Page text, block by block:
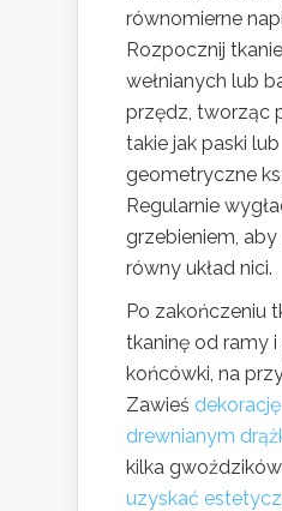
równomierne
Rozpocznij
wełnianych lub
przędz, tworząc
takie jak paski lub
geometryczne
Regularnie
grzebieniem,
równy układ nici.
Po zakończeniu
tkaninę od ramy
końcówki, na
Zawieś
drewnianym
kilka
uzyskać